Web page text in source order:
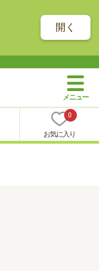
開く
0
お気に入り